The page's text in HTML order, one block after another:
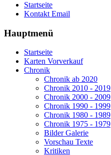
Startseite
Kontakt Email
Hauptmenü
Startseite
Karten Vorverkauf
Chronik
Chronik ab 2020
Chronik 2010 - 2019
Chronik 2000 - 2009
Chronik 1990 - 1999
Chronik 1980 - 1989
Chronik 1975 - 1979
Bilder Galerie
Vorschau Texte
Kritiken